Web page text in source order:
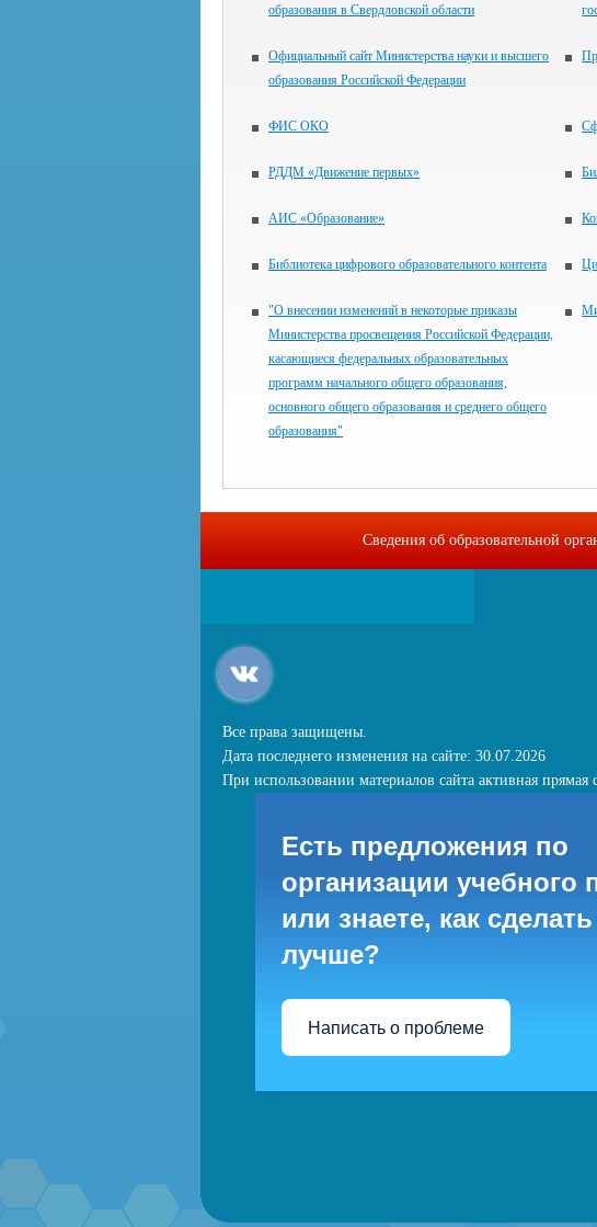
образования в Свердловской области
Официальный сайт Министерства науки и высшего
образования Российской Федерации
ФИС ОКО
РДДМ «Движение первых»
АИС «Образование»
Библиотека цифрового образовательного контента
"О внесении изменений в некоторые приказы
Министерства просвещения Российской Федерации,
касающиеся федеральных образовательных
программ начального общего образования,
основного общего образования и среднего общего
образования"
Сведения об образовательной
Все права защищены.
Дата последнего изменения на сайте: 30.07.2026
При использовании материалов сайта активная прямая
Есть предложения по
организации учебного
или знаете, как
лучше?
Написать о проблеме